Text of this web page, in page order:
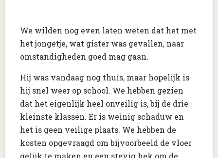
We wilden nog even laten weten dat het met
het jongetje, wat gister was gevallen, naar
omstandigheden goed mag gaan.
Hij was vandaag nog thuis, maar hopelijk is
hij snel weer op school. We hebben gezien
dat het eigenlijk heel onveilig is, bij de drie
kleinste klassen. Er is weinig schaduw en
het is geen veilige plaats. We hebben de
kosten opgevraagd om bijvoorbeeld de vloer
gelijk te maken en een stevig hek om de